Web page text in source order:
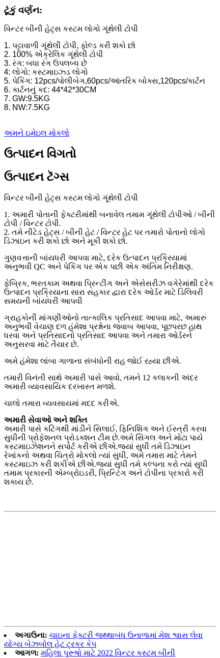
ટૂંકું વર્ણન:
વિન્ટર બીની હેટ્સ કસ્ટમ લોગો ગૂંથેલી ટોપી
1. પટ્ટાવાળી ગૂંથેલી ટોપી, ફોલ્ડ કરી શકો છો
2. 100% એક્રેલિક ગૂંથેલી ટોપી
3. રંગ: બધા રંગ ઉપલબ્ધ છે
4: લોગો: કસ્ટમાઇઝ્ડ લોગો
5. પેકિંગ: 12pcs/પોલીબેગ,60pcs/આંતરિક બોક્સ,120pcs/કાર્ટન
6. કાર્ટનનું કદ: 44*42*30CM
7. GW:9.5KG
8. NW:7.5KG
અમને ઇમેઇલ મોકલો
ઉત્પાદન વિગતો
ઉત્પાદન ટૅગ્સ
વિન્ટર બીની હેટ્સ કસ્ટમ લોગો ગૂંથેલી ટોપી
1. અમારી પોતાની ફેક્ટરીમાંથી બનાવેલ તમામ ગૂંથેલી ટોપીઓ / બીની
ટોપી / વિન્ટર ટોપી.
2. તમે નીટેડ હેટ્સ / બીની હેટ / વિન્ટર હેટ પર તમારો પોતાનો લોગો
ડિઝાઇન કરી શકો છો અને મૂકી શકો છો.
ગુણવત્તાની બાંયધરી આપવા માટે, દરેક ઉત્પાદન પ્રક્રિયામાં
અનુભવી QC અને પેકિંગ પર એક પછી એક અંતિમ નિરીક્ષણ.
ફેબ્રિક, ભરતકામ અથવા પ્રિન્ટીંગ અને એસેસરીઝ વગેરેમાંથી દરેક
ઉત્પાદન પ્રક્રિયાના સારા સહકાર દ્વારા દરેક ઓર્ડર માટે ડિલિવરી
સમયની બાંયધરી આપવી
ગ્રાહકોની માંગણીઓનો તાત્કાલિક પ્રતિસાદ આપવા માટે, અમારું
અનુભવી વેચાણ દળ હંમેશા પ્રશ્નોના જવાબ આપવા, પૂછપરછ હાથ
ધરવા અને પ્રતિસાદનો પ્રતિસાદ આપવા અને તમારા ઓર્ડરને
અનુસરવા માટે તૈયાર છે.
અમે હંમેશા લાંબા ગાળાના સંબંધોની રાહ જોઈ રહ્યા છીએ.
તમારી વિનંતી સાથે અમારી પાસે આવો, તમને 12 કલાકની અંદર
અમારી વ્યાવસાયિક દરખાસ્ત મળશે.
ચાલો તમારા વ્યવસાયમાં મદદ કરીએ.
અમારી સેવાઓ અને શક્તિ
અમારી પાસે કટિંગથી માંડીને સિલાઈ, ફિનિશિંગ અને ઈસ્ત્રી કરવા
સુધીની પ્રોફેશનલ પ્રોડક્શન ટીમ છે.અમે સિંગલ અને મોટા પાયે
કસ્ટમાઇઝેશનને સપોર્ટ કરીએ છીએ.જ્યાં સુધી તમે ડિઝાઇન
રેખાંકનો અથવા ચિત્રો મોકલો ત્યાં સુધી, અમે તમારા માટે તેમને
કસ્ટમાઇઝ કરી શકીએ છીએ.જ્યાં સુધી તમે કલ્પના કરો ત્યાં સુધી
તમામ પ્રકારની એમ્બ્રોઇડરી, પ્રિન્ટિંગ અને ટોપીના પ્રકારો કરી
શકાય છે.
અગાઉના: ચાઇના ફેક્ટરી જથ્થાબંધ ઉનાળામાં મેશ શ્વાસ લેવા
યોગ્ય બેઝબોલ હેટ ટ્રકર કેપ
આગળ: મહિલા પુરૂષો માટે 2022 વિન્ટર કસ્ટમ બીની